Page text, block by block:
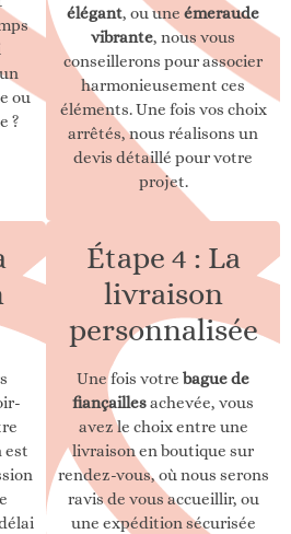
ou
?
élégant, ou une émeraude
vibrante, nous vous
conseillerons pour associer
harmonieusement ces
éléments. Une fois vos choix
arrêtés, nous réalisons un
devis détaillé pour votre
projet.
est
Étape 4 : La
livraison
personnalisée
Une fois votre bague de
fiançaillesachevée, vous
avez le choix entre une
livraison en boutique sur
rendez-vous, où nous serons
ravis de vous accueillir, ou
une expédition sécurisée